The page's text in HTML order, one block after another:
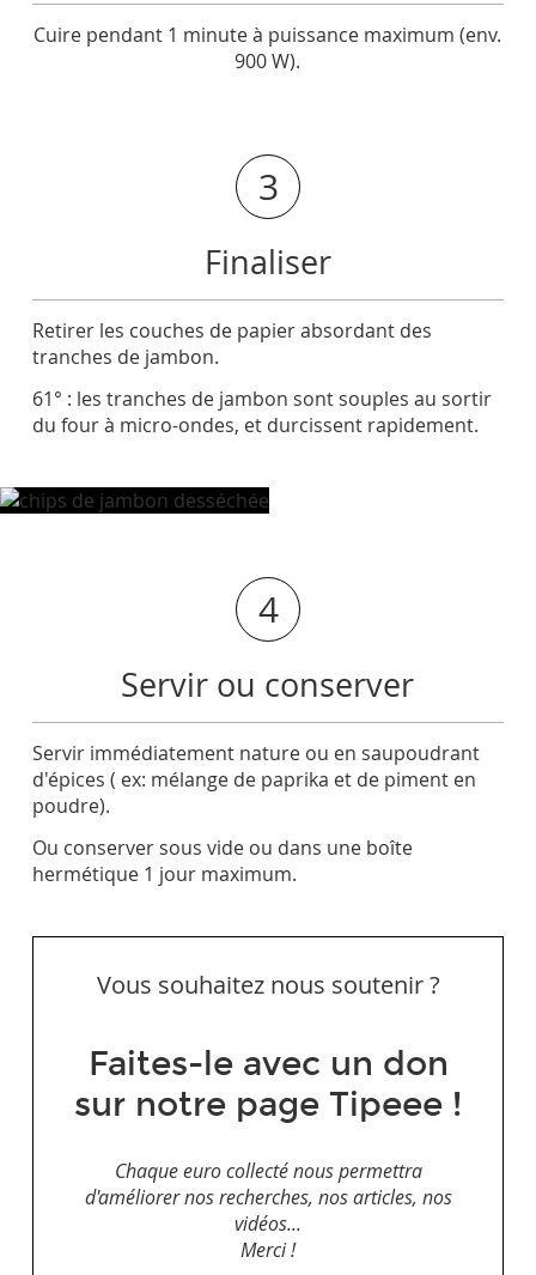
Cuire pendant 1 minute à puissance maximum (env.
900 W).
3
Finaliser
Retirer les couches de papier absordant des
tranches de jambon.
61° : les tranches de jambon sont souples au sortir
du four à micro-ondes, et durcissent rapidement.
4
Servir ou conserver
Servir immédiatement nature ou en saupoudrant
d'épices ( ex: mélange de paprika et de piment en
poudre).
Ou conserver sous vide ou dans une boîte
hermétique 1 jour maximum.
Vous souhaitez nous soutenir ?
Faites-le avec un don
sur notre page Tipeee !
Chaque euro collecté nous permettra
d'améliorer nos recherches, nos articles, nos
vidéos...
Merci !